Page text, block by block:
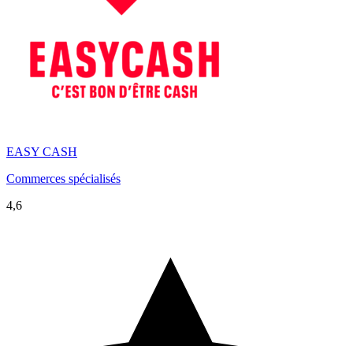
EASY CASH
Commerces spécialisés
4,6